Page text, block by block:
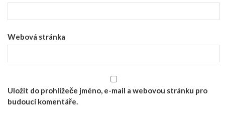
Webová stránka
Uložit do prohlížeče jméno, e-mail a webovou stránku pro
budoucí komentáře.